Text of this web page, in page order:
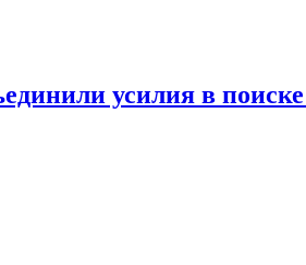
усилия в